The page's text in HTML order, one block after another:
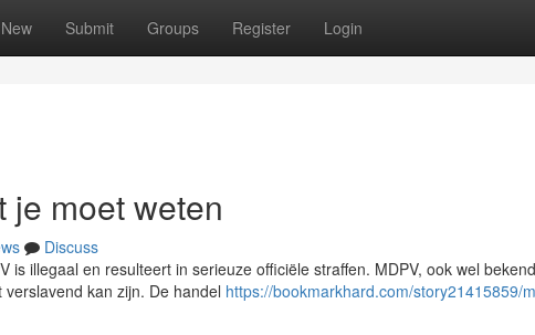
New Submit Groups Register Login
je moet weten
Discuss
is illegaal en resulteert in serieuze officiële straffen. MDPV, ook wel
kan zijn. De handel https://bookmarkhard.com/story21415859/